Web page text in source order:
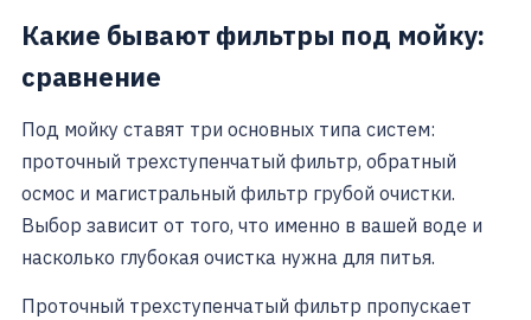
Какие бывают фильтры под мойку:
сравнение
Под мойку ставят три основных типа систем:
проточный трехступенчатый фильтр, обратный
осмос и магистральный фильтр грубой очистки.
Выбор зависит от того, что именно в вашей воде и
насколько глубокая очистка нужна для питья.
Проточный трехступенчатый фильтр пропускает